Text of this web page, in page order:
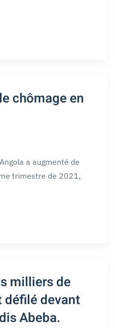
chômage en
a augmenté de
trimestre de 2021,
milliers de
devant
Abeba.